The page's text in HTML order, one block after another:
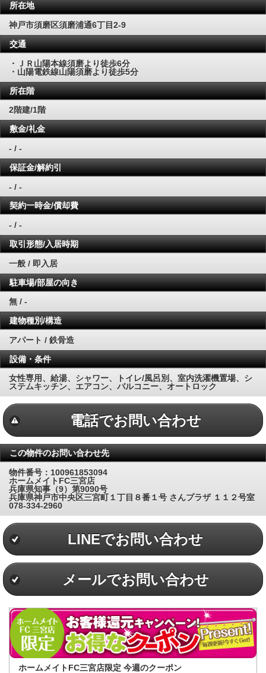
所在地
神戸市須磨区須磨浦通6丁目2-9
交通
・ＪＲ山陽本線須磨より徒歩6分
・山陽電鉄線山陽須磨より徒歩5分
所在階
2階建/1階
敷金/礼金
- / -
保証金/解約引
- / -
契約一時金/償却費
- / -
取引形態/入居時期
一般 / 即入居
駐車場/部屋の向き
無 / -
建物種別/構造
アパート / 鉄骨造
設備・条件
女性専用、給湯、シャワー、トイレ/風呂別、室内洗濯機置場、シ
ステムキッチン、エアコン、バルコニー、オートロック
電話でお問い合わせ
この物件のお問い合わせ先
物件番号：100961853094
ホームメイトFC三宮店
兵庫県知事（9）第9090号
兵庫県神戸市中央区三宮町１丁目８番１号 さんプラザ １１２号室
078-334-2960
LINEでお問い合わせ
メールでお問い合わせ
ホームメイトFC三宮店限定 今週のクーポン